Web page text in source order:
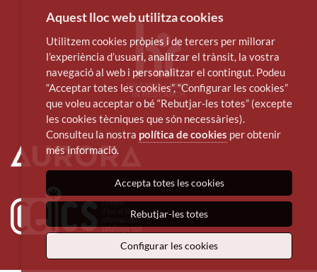
Aquest lloc web utilitza cookies
Utilitzem cookies pròpies i de tercers per millorar
l’experiència d’usuari, analitzar el trànsit, la vostra
navegació al web i personalitzar el contingut. Podeu
“Acceptar totes les cookies”, “Configurar les cookies”
que voleu acceptar o bé “Rebutjar-les totes” (excepte
les cookies tècniques que són necessàries).
Consulteu la nostra política de cookies per obtenir
més informació.
Accepta totes les cookies
Rebutjar-les totes
Configurar les cookies